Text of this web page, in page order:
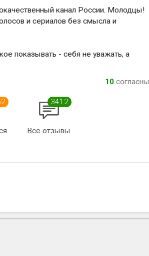
канал России. Молодцы!
и сериалов без смысла и
показывать - себя не уважать, а
10согласны
3412
Все отзывы